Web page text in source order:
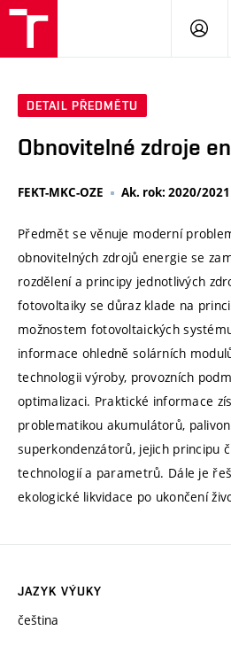
DETAIL PŘEDMĚTU
Obnovitelné zdroje
FEKT-MKC-OZE Ak. rok: 2020/2021
Předmět se věnuje moderní
obnovitelných zdrojů energie se
rozdělení a principy jednotlivých
fotovoltaiky se důraz klade na
možnostem fotovoltaických
informace ohledně solárních
technologii výroby, provozních
optimalizaci. Praktické informace
problematikou akumulátorů,
superkondenzátorů, jejich principu
technologií a parametrů. Dále je
ekologické likvidace po ukončení
JAZYK VÝUKY
čeština